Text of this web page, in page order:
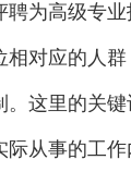
聘为高级专
相对应的人
这里的关键
从事的工作